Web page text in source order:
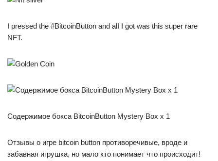
I pressed the #BitcoinButton and alI I got was this super rare
NFT.
Содержимое бокса BitcoinButton Mystery Box x 1
Отзывы о игре bitcoin button противоречивые, вроде и
забавная игрушка, но мало кто понимает что происходит!